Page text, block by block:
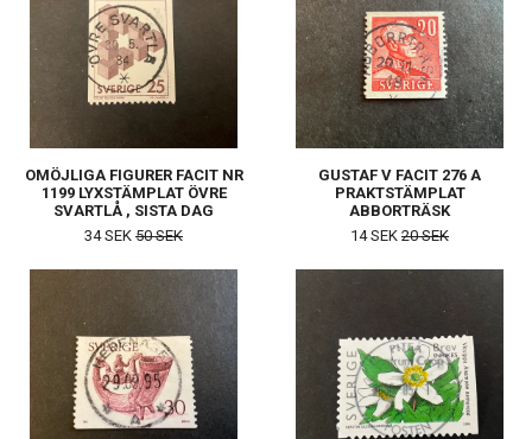
OMÖJLIGA FIGURER FACIT NR
1199 LYXSTÄMPLAT ÖVRE
SVARTLÅ , SISTA DAG
34 SEK 50 SEK
GUSTAF V FACIT 276 A
PRAKTSTÄMPLAT
ABBORTRÄSK
14 SEK 20 SEK